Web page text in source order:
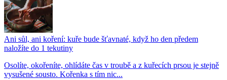
Ani sůl, ani koření: kuře bude šťavnaté, když ho den předem
naložíte do 1 tekutiny
Osolíte, okořeníte, ohlídáte čas v troubě a z kuřecích prsou je stejně
vysušené sousto. Kořenka s tím nic...